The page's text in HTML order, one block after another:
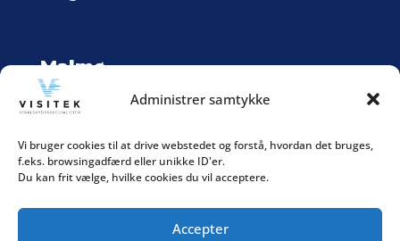
Administrer samtykke
Vi bruger cookies til at drive webstedet og forstå, hvordan det bruges,
f.eks. browsingadfærd eller unikke ID'er.
Du kan frit vælge, hvilke cookies du vil acceptere.
Accepter
Malmø
Vision & Teknik System i Malmø
Integritetspolitik